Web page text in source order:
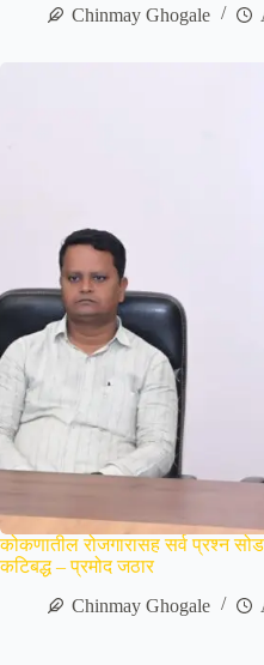
Chinmay Ghogale
कोकणातील रोजगारासह सर्व प्रश्न
कटिबद्ध – प्रमोद जठार
Chinmay Ghogale